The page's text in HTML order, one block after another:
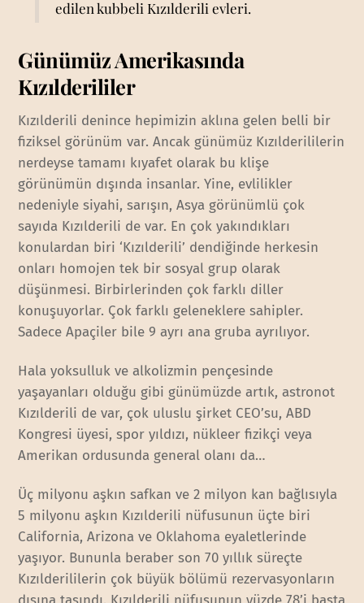
edilen kubbeli Kızılderili evleri.
Günümüz Amerikasında
Kızılderililer
Kızılderili denince hepimizin aklına gelen belli bir
fiziksel görünüm var. Ancak günümüz Kızılderililerin
nerdeyse tamamı kıyafet olarak bu klişe
görünümün dışında insanlar. Yine, evlilikler
nedeniyle siyahi, sarışın, Asya görünümlü çok
sayıda Kızılderili de var. En çok yakındıkları
konulardan biri ‘Kızılderili’ dendiğinde herkesin
onları homojen tek bir sosyal grup olarak
düşünmesi. Birbirlerinden çok farklı diller
konuşuyorlar. Çok farklı geleneklere sahipler.
Sadece Apaçiler bile 9 ayrı ana gruba ayrılıyor.
Hala yoksulluk ve alkolizmin pençesinde
yaşayanları olduğu gibi günümüzde artık, astronot
Kızılderili de var, çok uluslu şirket CEO’su, ABD
Kongresi üyesi, spor yıldızı, nükleer fizikçi veya
Amerikan ordusunda general olanı da…
Üç milyonu aşkın safkan ve 2 milyon kan bağlısıyla
5 milyonu aşkın Kızılderili nüfusunun üçte biri
California, Arizona ve Oklahoma eyaletlerinde
yaşıyor. Bununla beraber son 70 yıllık süreçte
Kızılderililerin çok büyük bölümü rezervasyonların